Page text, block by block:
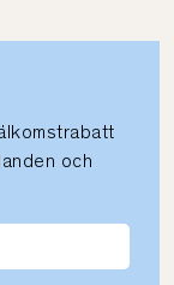
och